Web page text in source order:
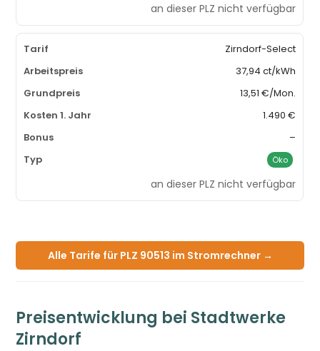
an dieser PLZ nicht verfügbar
Zirndorf-Select
37,94 ct/kWh
13,51 €/Mon.
1.490 €
–
Öko
an dieser PLZ nicht verfügbar
Alle Tarife für PLZ 90513 im Stromrechner →
Preisentwicklung bei Stadtwerke
Zirndorf